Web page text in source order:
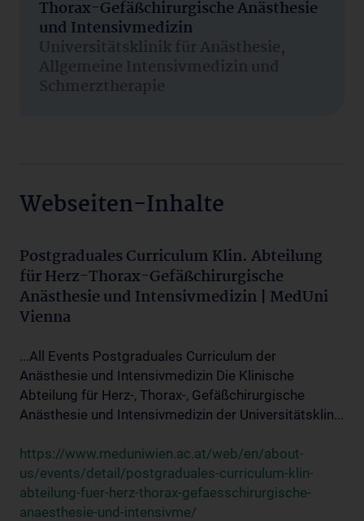
Thorax-Gefäßchirurgische Anästhesie
und Intensivmedizin
Universitätsklinik für Anästhesie,
Allgemeine Intensivmedizin und
Schmerztherapie
Webseiten-Inhalte
Postgraduales Curriculum Klin. Abteilung
für Herz-Thorax-Gefäßchirurgische
Anästhesie und Intensivmedizin | MedUni
Vienna
...All Events Postgraduales Curriculum der
Anästhesie und Intensivmedizin Die Klinische
Abteilung für Herz-, Thorax-, Gefäßchirurgische
Anästhesie und Intensivmedizin der Universitätsklin...
https://www.meduniwien.ac.at/web/en/about-
us/events/detail/postgraduales-curriculum-klin-
abteilung-fuer-herz-thorax-gefaesschirurgische-
anaesthesie-und-intensivme/